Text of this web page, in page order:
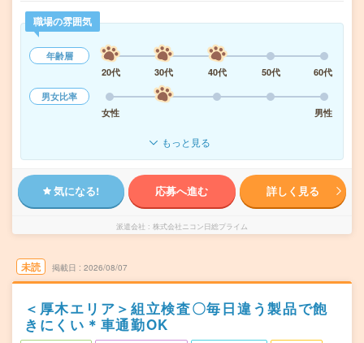
職場の雰囲気
年齢層
20代
30代 40代 50代
60代
男女比率
女性
男性
もっと見る
気になる! 応募へ進む 詳しく見る
派遣会社 株式会社ニコン日総プライム
未読 掲載日 2026/08/07
＜厚木エリア＞組立検査〇毎日違う製品で飽
きにくい＊車通勤OK